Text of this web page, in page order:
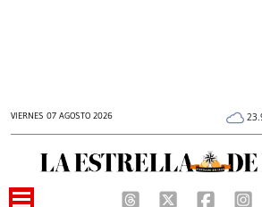
VIERNES 07 AGOSTO 2026